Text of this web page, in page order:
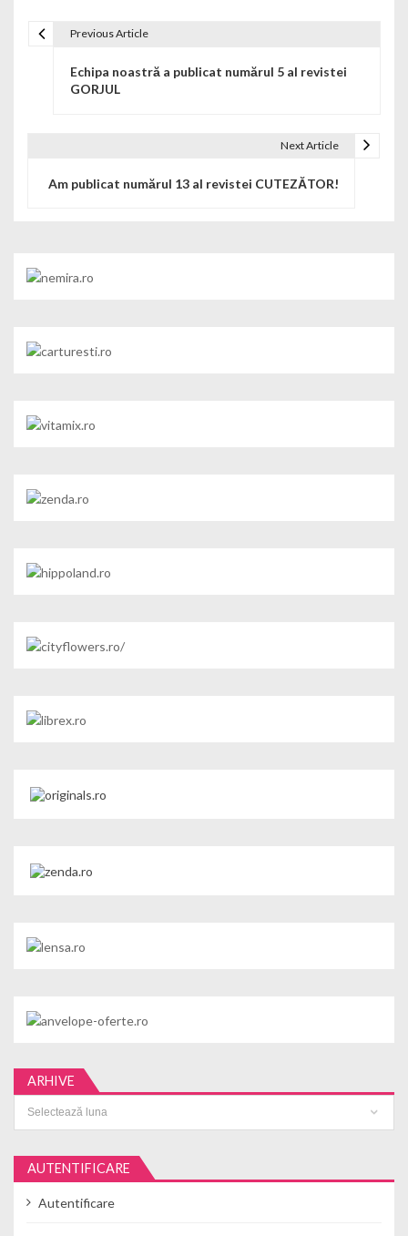
Previous Article
Echipa noastră a publicat numărul 5 al revistei
GORJUL
Next Article
Am publicat numărul 13 al revistei CUTEZĂTOR!
ARHIVE
AUTENTIFICARE
Autentificare